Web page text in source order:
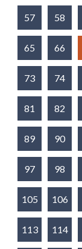
57 58
65 66
73 74
81 82
89 90
97 98
105 106
113 114